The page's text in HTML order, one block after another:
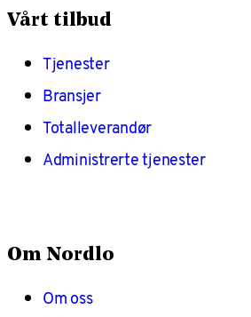
Vårt tilbud
Tjenester
Bransjer
Totalleverandør
Administrerte tjenester
Om Nordlo
Om oss